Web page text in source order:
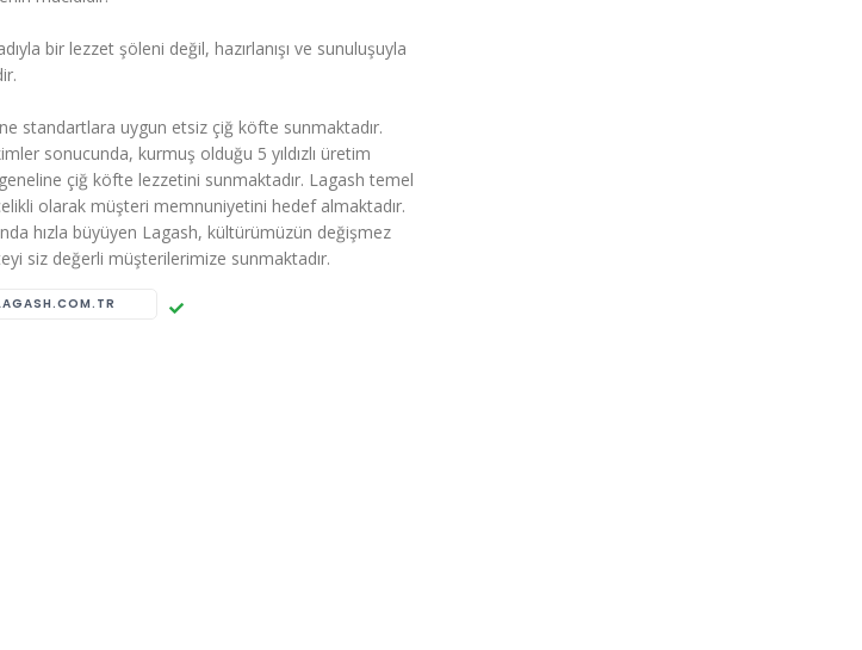
bir lezzet şöleni değil, hazırlanışı ve sunuluşuyla
standartlara uygun etsiz çiğ köfte sunmaktadır.
sonucunda, kurmuş olduğu 5 yıldızlı üretim
çiğ köfte lezzetini sunmaktadır. Lagash temel
olarak müşteri memnuniyetini hedef almaktadır.
hızla büyüyen Lagash, kültürümüzün değişmez
siz değerli müşterilerimize sunmaktadır.